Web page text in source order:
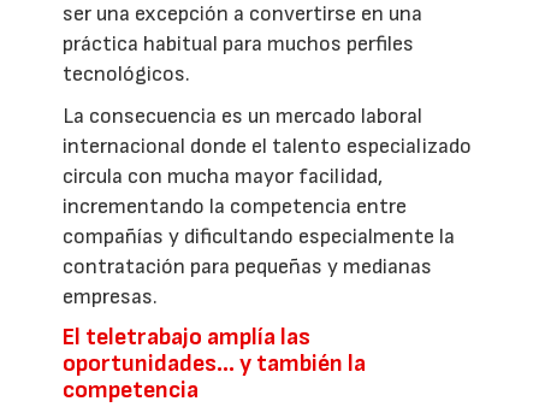
ser una excepción a convertirse en una
práctica habitual para muchos perfiles
tecnológicos.
La consecuencia es un mercado laboral
internacional donde el talento especializado
circula con mucha mayor facilidad,
incrementando la competencia entre
compañías y dificultando especialmente la
contratación para pequeñas y medianas
empresas.
El teletrabajo amplía las
oportunidades… y también la
competencia